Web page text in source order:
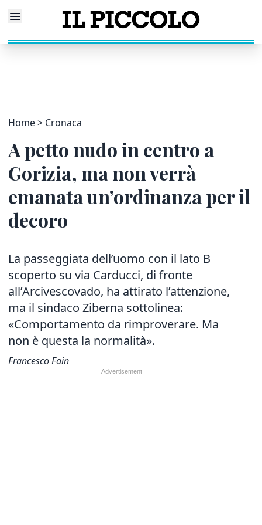
Home Cronaca
A petto nudo in centro a
Gorizia, ma non verrà
emanata un’ordinanza per il
decoro
La passeggiata dell’uomo con il lato B
scoperto su via Carducci, di fronte
all’Arcivescovado, ha attirato l’attenzione,
ma il sindaco Ziberna sottolinea:
«Comportamento da rimproverare. Ma
non è questa la normalità».
Francesco Fain